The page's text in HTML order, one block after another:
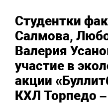
Студентки
Салмова,
Валерия
участие в
акции
КХЛ Торпедо